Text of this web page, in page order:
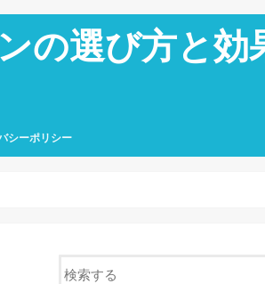
の選び方と効
シーポリシー